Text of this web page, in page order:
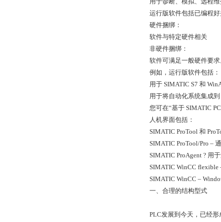
运行版软件包括已编程
硬件捆绑：
软件与特定硬件相关
非硬件捆绑：
软件可满足一般硬件要
例如，运行版软件包括：
用于 SIMATIC S7 和
用于将自动化系统集成
您可在“基于 SIMATIC
人机界面包括：
SIMATIC ProTool 和
SIMATIC ProTool/Pro –
SIMATIC ProAgent ? 用
SIMATIC WinCC
SIMATIC WinCC –
一、合理的结构型式
PLC发展到今天，已经